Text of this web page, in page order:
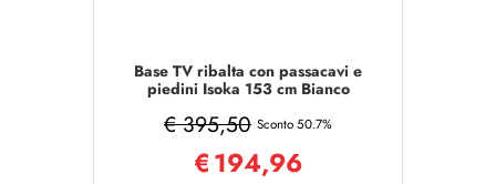
Base TV ribalta con passacavi e
piedini Isoka 153 cm Bianco
€ 395,50 Sconto 50.7%
€194,96